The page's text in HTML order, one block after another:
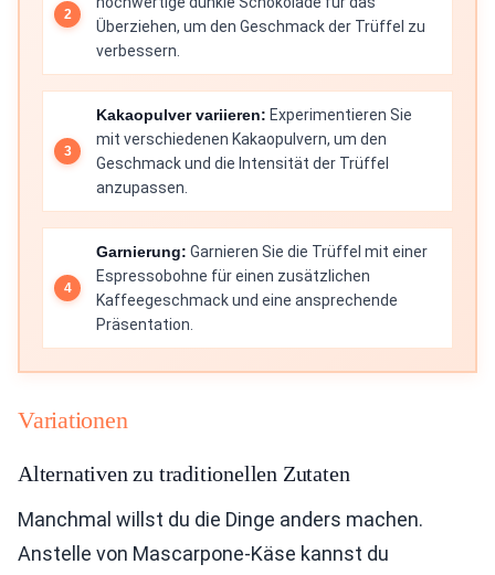
Überziehen, um den Geschmack der Trüffel zu
verbessern.
Kakaopulver variieren: Experimentieren Sie
mit verschiedenen Kakaopulvern, um den
Geschmack und die Intensität der Trüffel
anzupassen.
Garnierung: Garnieren Sie die Trüffel mit einer
Espressobohne für einen zusätzlichen
Kaffeegeschmack und eine ansprechende
Präsentation.
Variationen
Alternativen zu traditionellen Zutaten
Manchmal willst du die Dinge anders machen.
Anstelle von Mascarpone-Käse kannst du